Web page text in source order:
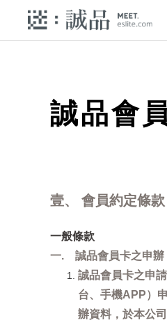
誠品會
壹、 會員約定條款
一般條款
一. 誠品會員卡之申辦
誠品會員卡之申
台、手機APP）
辦資料，於本公